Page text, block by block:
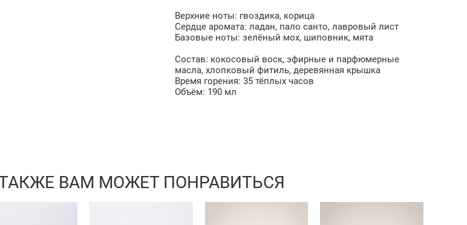
Верхние ноты: гвоздика, корица
Сердце аромата: ладан, пало санто, лавровый лист
Базовые ноты: зелёный мох, шиповник, мята
Состав: кокосовый воск, эфирные и парфюмерные
масла, хлопковый фитиль, деревянная крышка
Время горения: 35 тёплых часов
Объём: 190 мл
ВАМ МОЖЕТ ПОНРАВИТЬСЯ